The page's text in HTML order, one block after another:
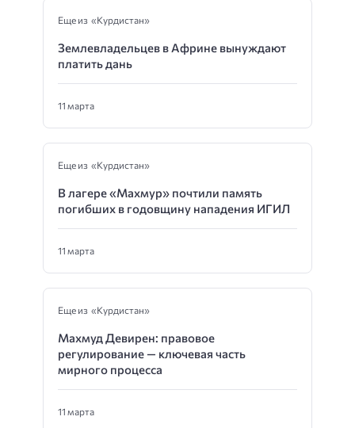
Еще из «Курдистан»
Землевладельцев в Африне вынуждают
платить дань
11 марта
Еще из «Курдистан»
В лагере «Махмур» почтили память
погибших в годовщину нападения ИГИЛ
11 марта
Еще из «Курдистан»
Махмуд Девирен: правовое
регулирование — ключевая часть
мирного процесса
11 марта